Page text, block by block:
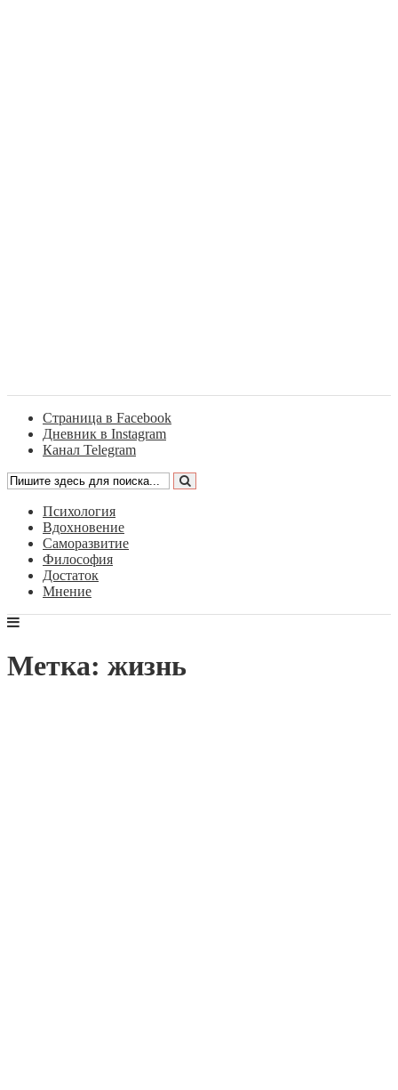
Страница в Facebook
Дневник в Instagram
Канал Telegram
Психология
Вдохновение
Саморазвитие
Философия
Достаток
Мнение
Метка: жизнь